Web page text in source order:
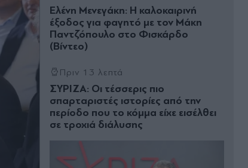
Ελένη Μενεγάκη: Η καλοκαιρινή
έξοδος για φαγητό με τον Μάκη
Παντζόπουλο στο Φισκάρδο
(Βίντεο)
Πριν 13 λεπτά
ΣΥΡΙΖΑ: Οι τέσσερις πιο
σπαρταριστές ιστορίες από την
περίοδο που το κόµµα είχε εισέλθει
σε τροχιά διάλυσης